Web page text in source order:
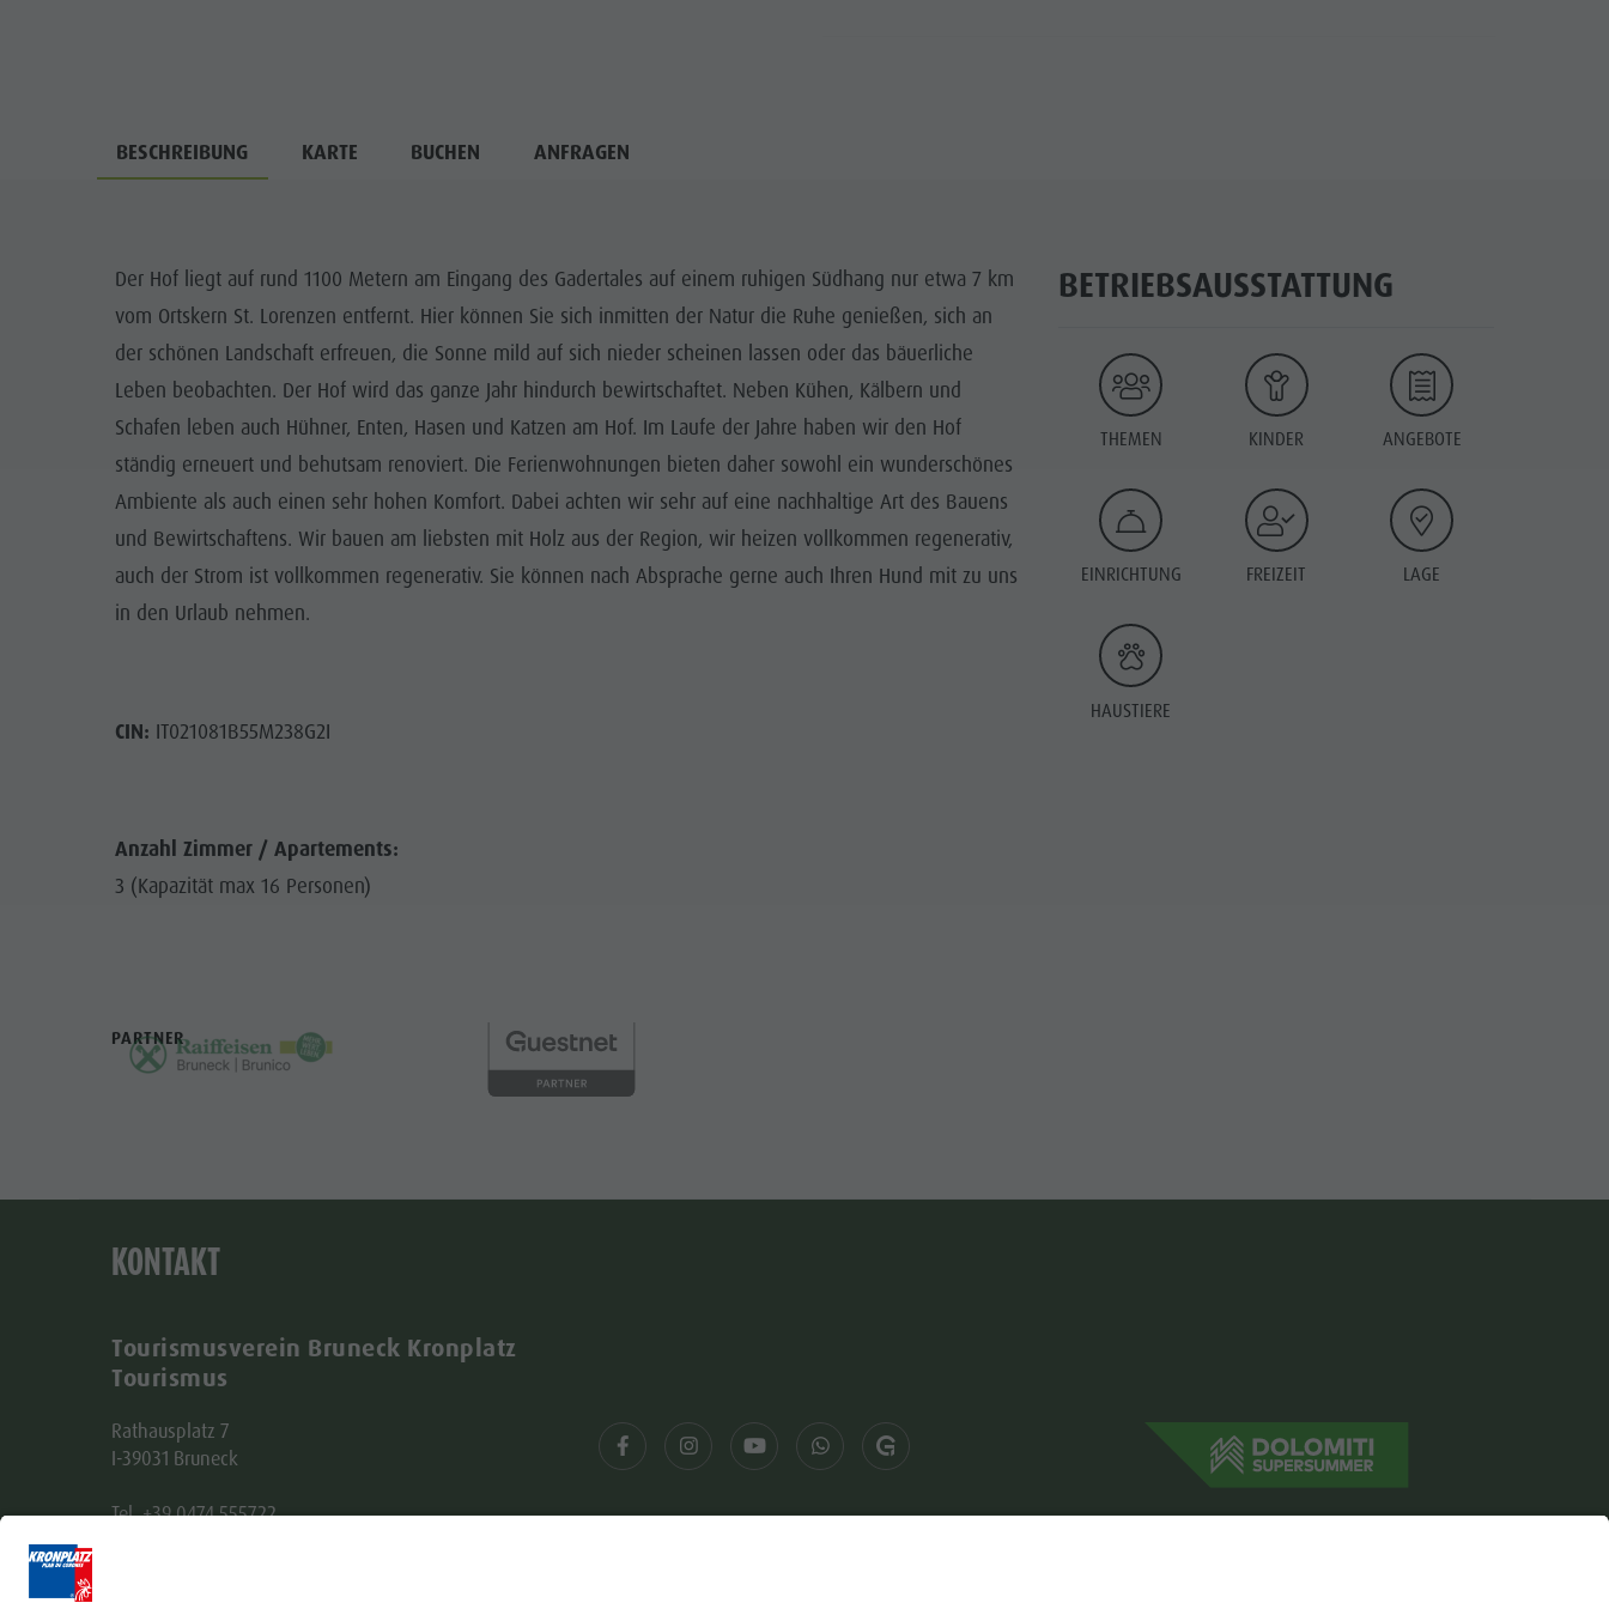
BESCHREIBUNG KARTE BUCHEN ANFRAGEN
Der Hof liegt auf rund 1100 Metern am Eingang des Gadertales auf einem ruhigen Südhang nur etwa 7 km
vom Ortskern St. Lorenzen entfernt. Hier können Sie sich inmitten der Natur die Ruhe genießen, sich an
der schönen Landschaft erfreuen, die Sonne mild auf sich nieder scheinen lassen oder das bäuerliche
Leben beobachten. Der Hof wird das ganze Jahr hindurch bewirtschaftet. Neben Kühen, Kälbern und
Schafen leben auch Hühner, Enten, Hasen und Katzen am Hof. Im Laufe der Jahre haben wir den Hof
ständig erneuert und behutsam renoviert. Die Ferienwohnungen bieten daher sowohl ein wunderschönes
Ambiente als auch einen sehr hohen Komfort. Dabei achten wir sehr auf eine nachhaltige Art des Bauens
und Bewirtschaftens. Wir bauen am liebsten mit Holz aus der Region, wir heizen vollkommen regenerativ,
auch der Strom ist vollkommen regenerativ. Sie können nach Absprache gerne auch Ihren Hund mit zu uns
in den Urlaub nehmen.
CIN: IT021081B55M238G2I
Anzahl Zimmer / Apartements:
3 (Kapazität max 16 Personen)
BETRIEBSAUSSTATTUNG
THEMEN KINDER ANGEBOTE
EINRICHTUNG FREIZEIT LAGE
HAUSTIERE
PARTNER
KONTAKT
Tourismusverein Bruneck Kronplatz
Tourismus
Rathausplatz 7
I-39031 Bruneck
Tel. +39 0474 555722